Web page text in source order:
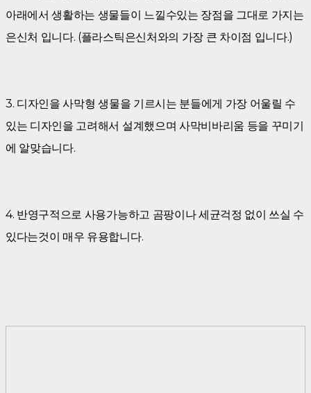
아래에서 생활하는 생물들이 느낄수있는 장점을 그대로 가지는
은신처 입니다. (플라스틱은신처와의 가장 큰 차이점 입니다.)
3. 디자인을 사막형 생물을 기르시는 분들에게 가장 어울릴 수
있는 디자인을 고려해서 설계했으며 사막비바리움 등을 꾸미기
에 알맞습니다.
4. 반영구적으로 사용가능하고 곰팡이나 세균걱정 없이 쓰실 수
있다는것이 매우 유용합니다.